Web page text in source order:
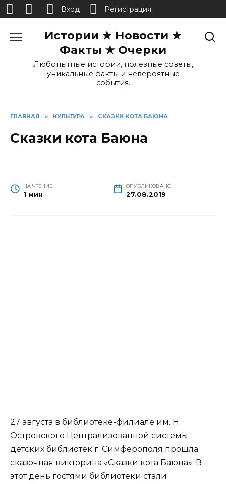
Истории ★ Новости ★
Факты ★ Очерки
Любопытные истории, полезные советы,
уникальные факты и невероятные
события.
ГЛАВНАЯ » КУЛЬТУРА » СКАЗКИ КОТА БАЮНА
Сказки кота Баюна
НА ЧТЕНИЕ
1 мин
ОПУБЛИКОВАНО
27.08.2019
27 августа в библиотеке-филиале им. Н.
Островского Централизованной системы
детских библиотек г. Симферополя прошла
сказочная викторина «Сказки кота Баюна». В
этот день гостями библиотеки стали
Вход Регистрация